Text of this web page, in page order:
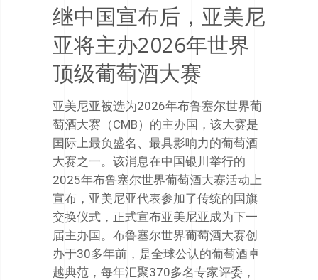
继中国宣布后，亚美尼
亚将主办2026年世界
顶级葡萄酒大赛
亚美尼亚被选为2026年布鲁塞尔世界葡
萄酒大赛（CMB）的主办国，该大赛是
国际上最负盛名、最具影响力的葡萄酒
大赛之一。该消息在中国银川举行的
2025年布鲁塞尔世界葡萄酒大赛活动上
宣布，亚美尼亚代表参加了传统的国旗
交换仪式，正式宣布亚美尼亚成为下一
届主办国。布鲁塞尔世界葡萄酒大赛创
办于30多年前，是全球公认的葡萄酒卓
越典范，每年汇聚370多名专家评委，